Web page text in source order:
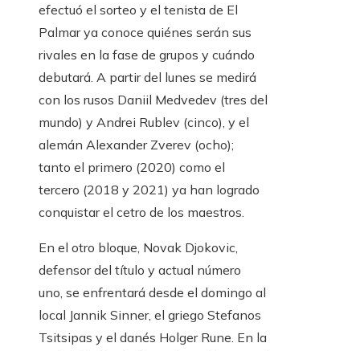
efectuó el sorteo y el tenista de El
Palmar ya conoce quiénes serán sus
rivales en la fase de grupos y cuándo
debutará. A partir del lunes se medirá
con los rusos Daniil Medvedev (tres del
mundo) y Andrei Rublev (cinco), y el
alemán Alexander Zverev (ocho);
tanto el primero (2020) como el
tercero (2018 y 2021) ya han logrado
conquistar el cetro de los maestros.
En el otro bloque, Novak Djokovic,
defensor del título y actual número
uno, se enfrentará desde el domingo al
local Jannik Sinner, el griego Stefanos
Tsitsipas y el danés Holger Rune. En la